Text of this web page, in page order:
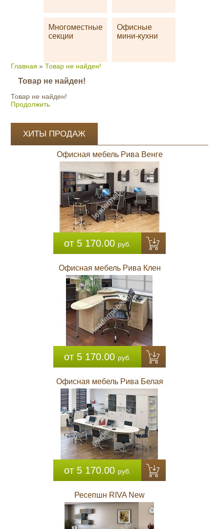
Многоместные
секции
Офисные
мини-кухни
Главная » Товар не найден!
Товар не найден!
Товар не найден!
Продолжить
ХИТЫ ПРОДАЖ
Офисная мебель Рива Венге
от 5 170.00 руб.
Офисная мебель Рива Клен
от 5 170.00 руб.
Офисная мебель Рива Белая
от 5 170.00 руб.
Ресепшн RIVA New